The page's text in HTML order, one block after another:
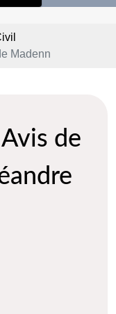
Madenn
de